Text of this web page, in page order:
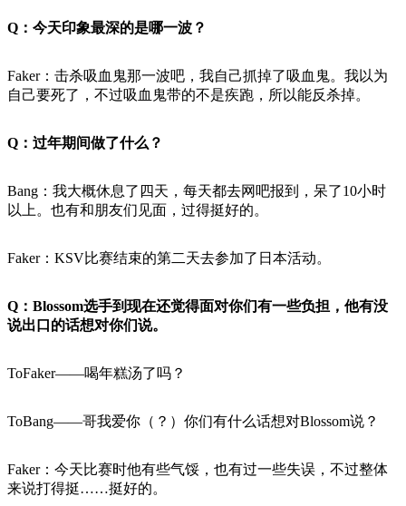
Q：今天印象最深的是哪一波？
Faker：击杀吸血鬼那一波吧，我自己抓掉了吸血鬼。我以为
自己要死了，不过吸血鬼带的不是疾跑，所以能反杀掉。
Q：过年期间做了什么？
Bang：我大概休息了四天，每天都去网吧报到，呆了10小时
以上。也有和朋友们见面，过得挺好的。
Faker：KSV比赛结束的第二天去参加了日本活动。
Q：Blossom选手到现在还觉得面对你们有一些负担，他有没
说出口的话想对你们说。
ToFaker——喝年糕汤了吗？
ToBang——哥我爱你（？）你们有什么话想对Blossom说？
Faker：今天比赛时他有些气馁，也有过一些失误，不过整体
来说打得挺……挺好的。